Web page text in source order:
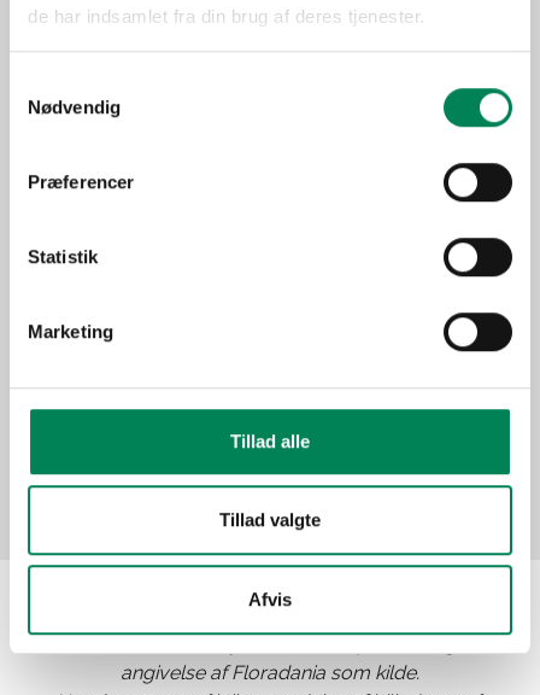
de har indsamlet fra din brug af deres tjenester.
Nødvendig
Præferencer
Statistik
Marketing
Tillad alle
Tillad valgte
Afvis
Placering
Inde
Trives bedst på en lys
Sæson
Materialet kan frit benyttes til anden publicering med
angivelse af Floradania som kilde.